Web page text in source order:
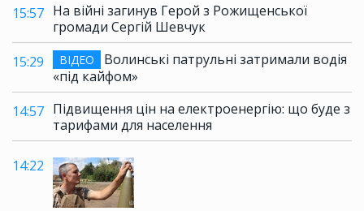
15:57 На війні загинув Герой з Рожищенської
громади Сергій Шевчук
15:29
ВІДЕО
Волинські патрульні затримали водія
«під кайфом»
14:57 Підвищення цін на електроенергію: що буде з
тарифами для населення
14:22